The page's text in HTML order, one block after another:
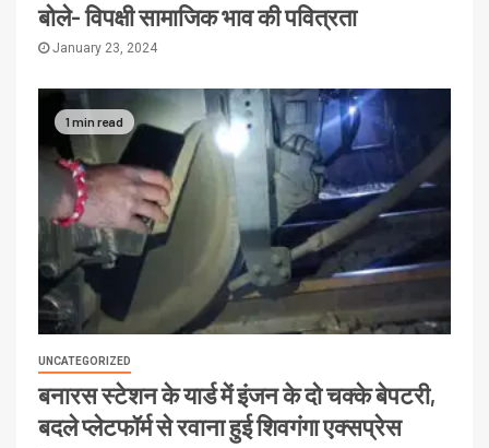
बोले- विपक्षी सामाजिक भाव की पवित्रता
January 23, 2024
1 min read
UNCATEGORIZED
बनारस स्टेशन के यार्ड में इंजन के दो चक्के बेपटरी,
बदले प्लेटफॉर्म से रवाना हुई शिवगंगा एक्सप्रेस